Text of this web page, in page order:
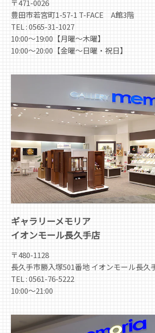
〒471-0026
豊田市若宮町1-57-1 T-FACE A館3階
TEL : 0565-31-1027
10:00～19:00【月曜～木曜】
10:00～20:00【金曜～日曜・祝日】
ギャラリーメモリア
イオンモール長久手店
〒480-1128
長久手市勝入塚501番地 イオンモール長久
TEL : 0561-76-5222
10:00～21:00